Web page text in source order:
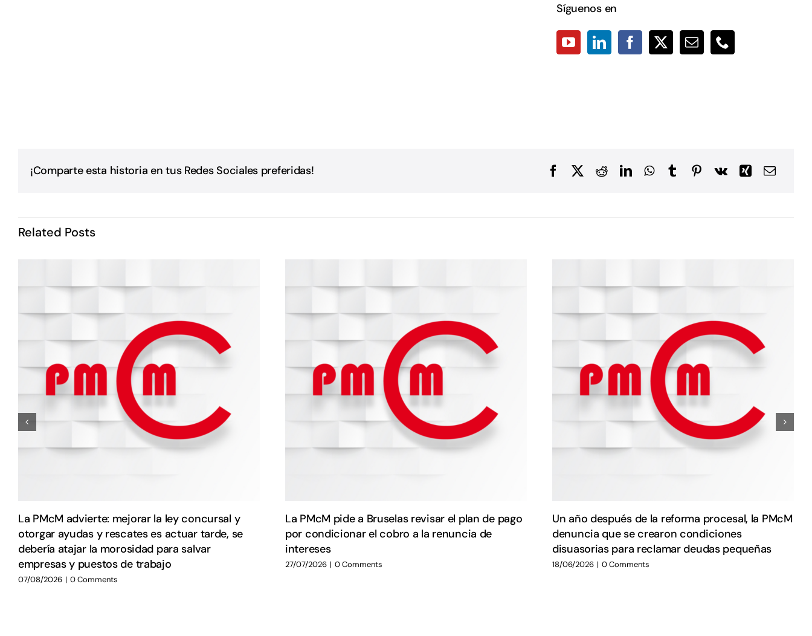
Síguenos en
¡Comparte esta historia en tus Redes Sociales preferidas!
Related Posts
La PMcM advierte: mejorar la ley concursal y
otorgar ayudas y rescates es actuar tarde, se
debería atajar la morosidad para salvar
empresas y puestos de trabajo
07/08/2026 | 0 Comments
La PMcM pide a Bruselas revisar el plan de pago
por condicionar el cobro a la renuncia de
intereses
27/07/2026 | 0 Comments
Un año después de la reforma procesal, la PMcM
denuncia que se crearon condiciones
disuasorias para reclamar deudas pequeñas
18/06/2026 | 0 Comments